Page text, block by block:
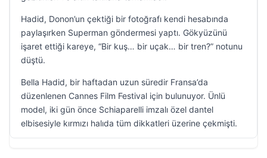
Hadid, Donon’un çektiği bir fotoğrafı kendi hesabında
paylaşırken Superman göndermesi yaptı. Gökyüzünü
işaret ettiği kareye, “Bir kuş… bir uçak… bir tren?” notunu
düştü.
Bella Hadid, bir haftadan uzun süredir Fransa’da
düzenlenen Cannes Film Festival için bulunuyor. Ünlü
model, iki gün önce Schiaparelli imzalı özel dantel
elbisesiyle kırmızı halıda tüm dikkatleri üzerine çekmişti.